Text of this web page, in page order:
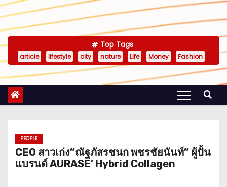
Top Tags
article lifestyle city nature Life Money Fashion
PEOPLE
CEO สาวเก่ง”ณัฐภัสรชนก พชรชัยนันท์” ผู้ปั้น
แบรนด์ AURASE’ Hybrid Collagen